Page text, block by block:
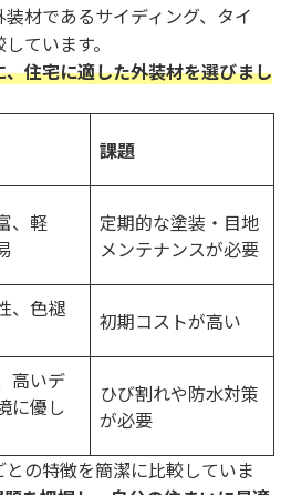
材であるサイディング、タイ
ています。
住宅に適した外装材を選びまし
課題
、軽
定期的な塗装・目地
メンテナンスが必要
、色褪
初期コストが高い
高いデ
に優し
ひび割れや防水対策
が必要
の特徴を簡潔に比較していま